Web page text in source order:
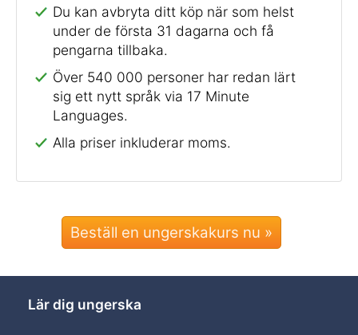
Du kan avbryta ditt köp när som helst
under de första 31 dagarna och få
pengarna tillbaka.
Över 540 000 personer har redan lärt
sig ett nytt språk via 17 Minute
Languages.
Alla priser inkluderar moms.
Beställ en ungerskakurs nu »
Lär dig ungerska